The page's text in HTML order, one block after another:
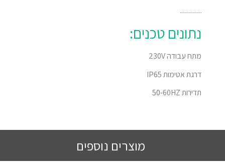
נתונים טכנים:
מתח עבודה 230V
דרגת אטימות IP65
תדירות 50-60HZ
מוצרים נוספים